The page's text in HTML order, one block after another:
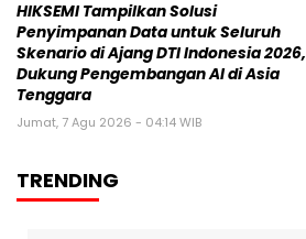
HIKSEMI Tampilkan Solusi
Penyimpanan Data untuk Seluruh
Skenario di Ajang DTI Indonesia 2026,
Dukung Pengembangan AI di Asia
Tenggara
Jumat, 7 Agu 2026 - 04:14 WIB
TRENDING